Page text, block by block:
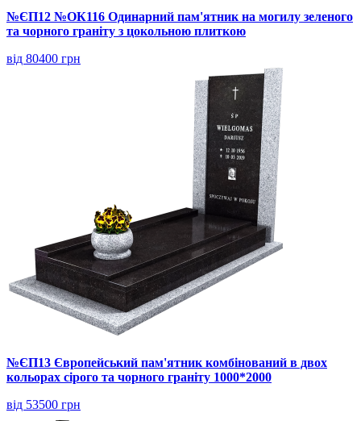
№ЄП12 №ОК116 Одинарний пам'ятник на могилу зеленого
та чорного граніту з цокольною плиткою
від 80400 грн
№ЄП13 Європейський пам'ятник комбінований в двох
кольорах сірого та чорного граніту 1000*2000
від 53500 грн